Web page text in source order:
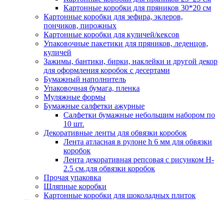
Картонные коробки для пряников 30*20 см
Картонные коробки для зефира, эклеров,
пончиков, пирожных
Картонные коробки для куличей/кексов
Упаковочные пакетики для пряников, леденцов,
куличей
Зажимы, бантики, бирки, наклейки и другой декор
для оформления коробок с десертами
Бумажный наполнитель
Упаковочная бумага, пленка
Муляжные формы
Бумажные салфетки ажурные
Салфетки бумажные небольшим набором по
10 шт.
Декоративные ленты для обвязки коробок
Лента атласная в рулоне h 6 мм для обвязки
коробок
Лента декоративная репсовая с рисунком H-
2.5 см.для обвязки коробок
Прочая упаковка
Шляпные коробки
Картонные коробки для шоколадных плиток